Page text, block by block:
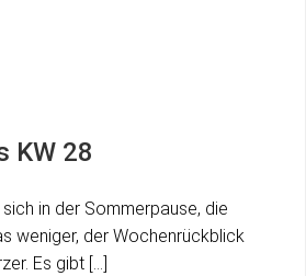
KW 28
in der Sommerpause, die
weniger, der Wochenrückblick
Es gibt […]